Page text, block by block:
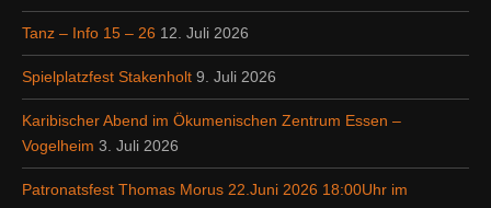
Tanz – Info 15 – 26 12. Juli 2026
Spielplatzfest Stakenholt 9. Juli 2026
Karibischer Abend im Ökumenischen Zentrum Essen –
Vogelheim 3. Juli 2026
Patronatsfest Thomas Morus 22.Juni 2026 18:00Uhr im